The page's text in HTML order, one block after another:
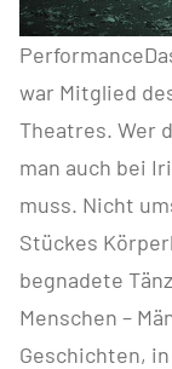
war Mitglied
Theatres. Wer
man auch bei
muss. Nicht
Stückes
begnadete
Menschen –
Geschichten,